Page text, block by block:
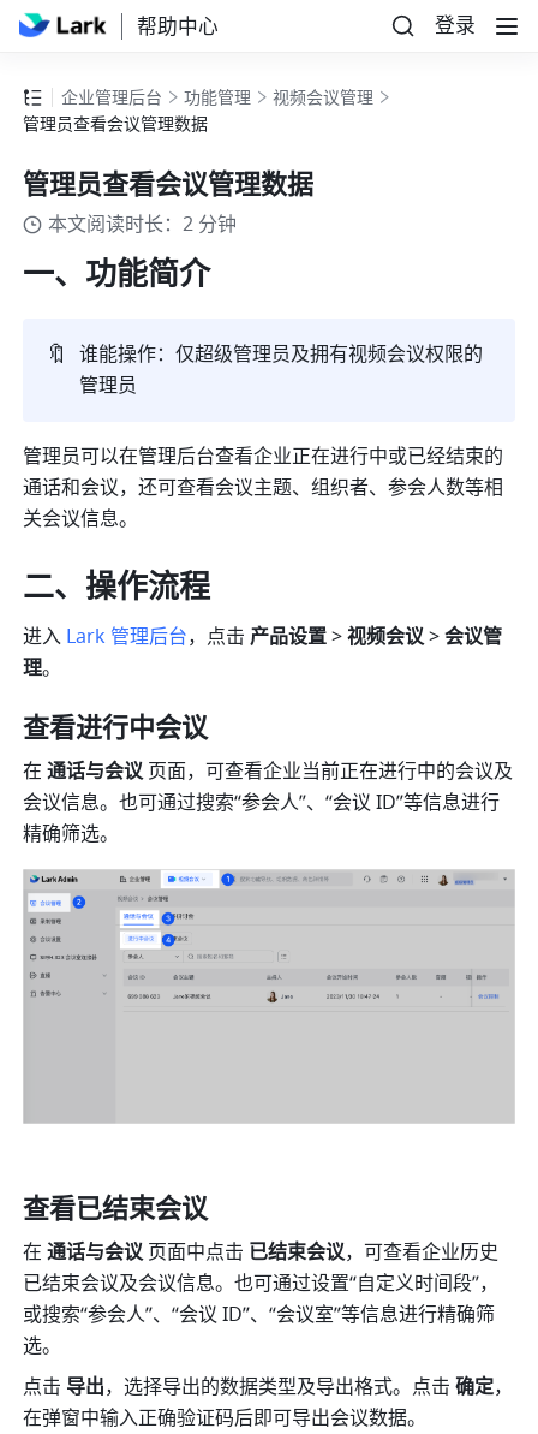
帮助中心 登录
企业管理后台 功能管理
视频会议管理
管理员查看会议管理数据
管理员查看会议管理数据
本文阅读时长：2 分钟
一、功能简介
🔖 谁能操作：仅超级管理员及拥有视频会议权限的
管理员
管理员可以在管理后台查看企业正在进行中或已经结束的
通话和会议，还可查看会议主题、组织者、参会人数等相
关会议信息。
二、操作流程
进入 Lark 管理后台，点击 产品设置 > 视频会议 > 会议管
理。
查看进行中会议
在 通话与会议 页面，可查看企业当前正在进行中的会议及
会议信息。也可通过搜索“参会人”、“会议 ID”等信息进行
精确筛选。
查看已结束会议
在 通话与会议 页面中点击 已结束会议，可查看企业历史
已结束会议及会议信息。也可通过设置“自定义时间段”，
或搜索“参会人”、“会议 ID”、“会议室”等信息进行精确筛
选。
点击 导出，选择导出的数据类型及导出格式。点击 确定，
在弹窗中输入正确验证码后即可导出会议数据。